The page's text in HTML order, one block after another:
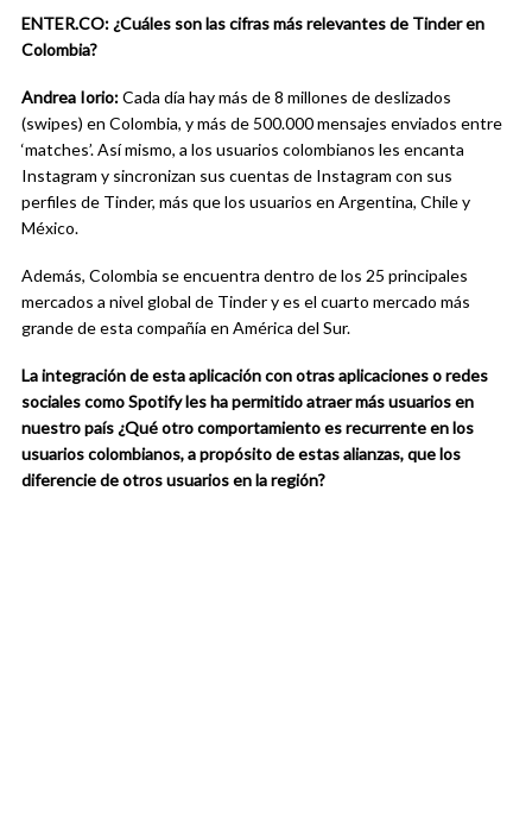
ENTER.CO: ¿Cuáles son las cifras más relevantes de Tinder en
Colombia?
Andrea Iorio:Cada día hay más de 8 millones de deslizados
(swipes) en Colombia, y más de 500.000 mensajes enviados entre
‘matches’. Así mismo, a los usuarios colombianos les encanta
Instagram y sincronizan sus cuentas de Instagram con sus
perfiles de Tinder, más que los usuarios en Argentina, Chile y
México.
Además, Colombia se encuentra dentro de los 25 principales
mercados a nivel global de Tinder y es el cuarto mercado más
grande de esta compañía en América del Sur.
La integración de esta aplicación con otras aplicaciones o redes
sociales como Spotify les ha permitido atraer más usuarios en
nuestro país ¿Qué otro comportamiento es recurrente en los
usuarios colombianos, a propósito de estas alianzas, que los
diferencie de otros usuarios en la región?